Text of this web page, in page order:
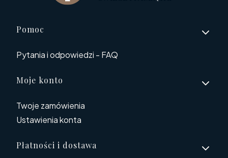
Linki w stopce
Pomoc
Pytania i odpowiedzi - FAQ
Moje konto
Twoje zamówienia
Ustawienia konta
Płatności i dostawa